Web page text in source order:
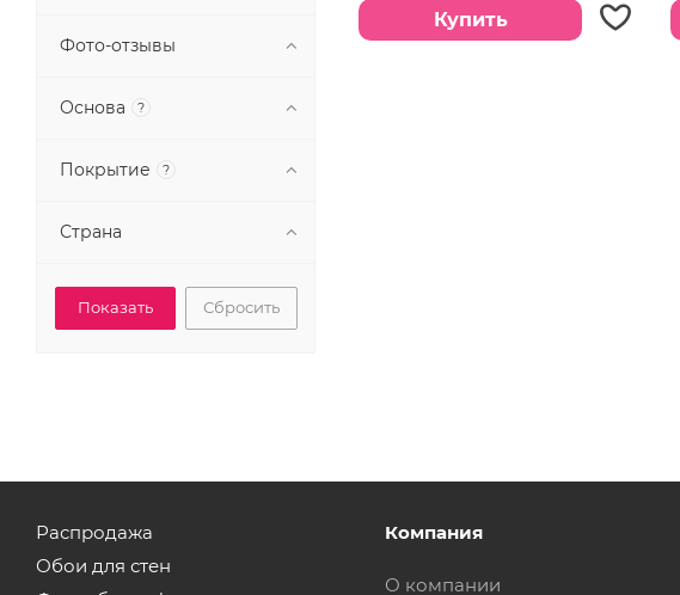
Купить
Фото-отзывы
Основа ?
Покрытие ?
Страна
Сбросить
Распродажа
Обои для стен
Компания
О компании